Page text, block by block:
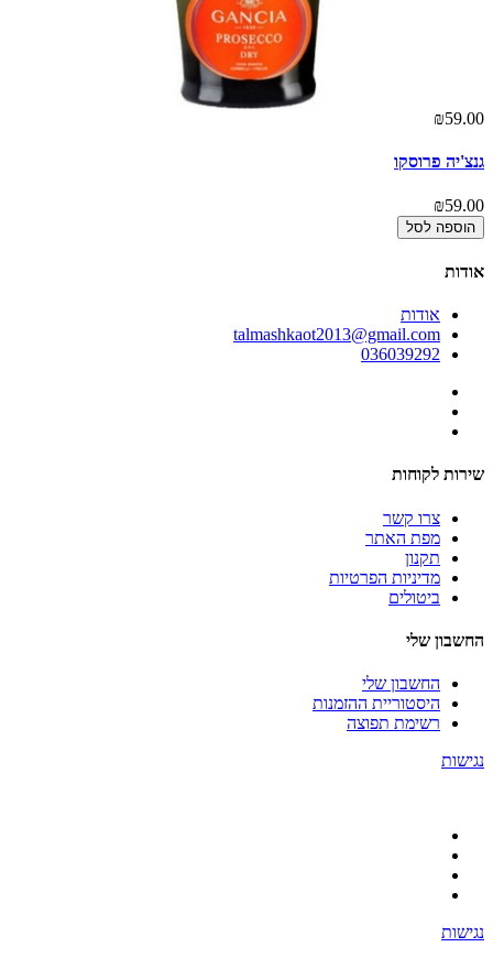
₪59.00
גנצ'יה פרוסקו
₪59.00
הוספה לסל
אודות
אודות
talmashkaot2013@gmail.com
036039292
שירות לקוחות
צרו קשר
מפת האתר
תקנון
מדיניות הפרטיות
ביטולים
החשבון שלי
החשבון שלי
היסטוריית ההזמנות
רשימת תפוצה
נגישות
נגישות